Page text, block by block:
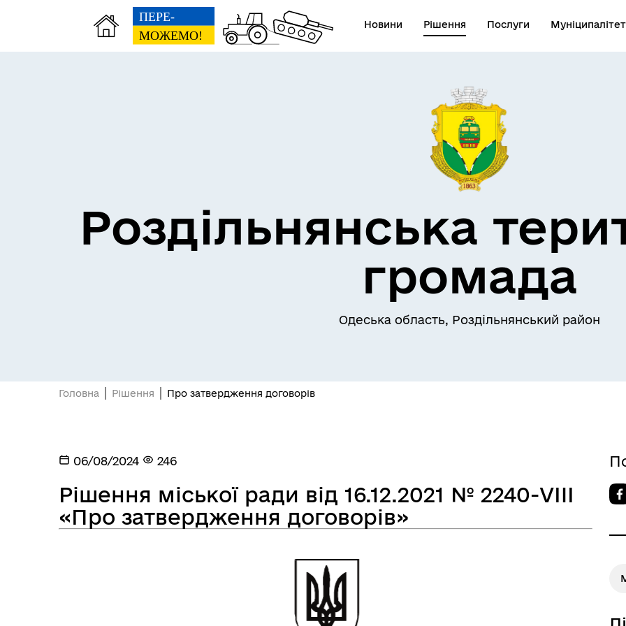
Новини Рішення Послуги Муніципалітет
Засідання постійних комісій Цивільний захист населення
Рада безбар’єрності
Пам’яті військових громади
Квитки на потяг для
Роздільнянська
громада
Одеська область, Роздільнянський район
Головна Рішення Про затвердження договорів
06/08/2024 246
Рішення міської ради від 16.12.2021 № 2240-VIII
«Про затвердження договорів»